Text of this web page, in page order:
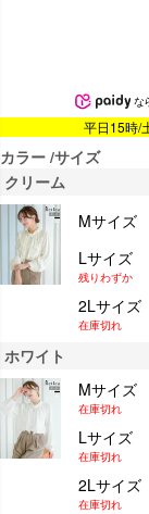
な
平日15時/
カラー サイズ
クリーム
Mサイズ
Lサイズ
残りわずか
2Lサイズ
在庫切れ
ホワイト
Mサイズ
在庫切れ
Lサイズ
在庫切れ
2Lサイズ
在庫切れ